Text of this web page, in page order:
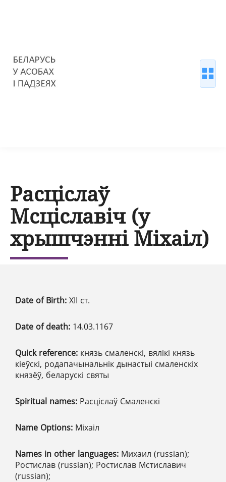
Расціслаў
Мсціславіч (у
хрышчэнні Міхаіл)
Date of Birth: ХІІ ст.
Date of death: 14.03.1167
Quick reference: князь смаленскі, вялікі князь
кіеўскі, родапачынальнік дынастыі смаленскіх
князёў, беларускі святы
Spiritual names: Расціслаў Смаленскі
Name Options: Міхаіл
Names in other languages: Михаил (russian);
Ростислав (russian); Ростислав Мстиславич
(russian);